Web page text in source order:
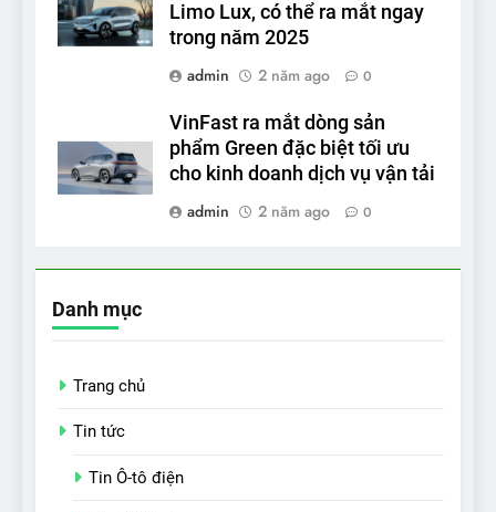
Limo Lux, có thể ra mắt ngay
trong năm 2025
admin
2 năm ago 0
VinFast ra mắt dòng sản
phẩm Green đặc biệt tối ưu
cho kinh doanh dịch vụ vận tải
admin
2 năm ago 0
Danh mục
Trang chủ
Tin tức
Tin Ô-tô điện